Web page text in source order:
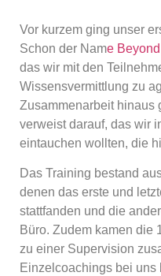
Vor kurzem ging unser
Schon der Name
das wir mit den
Wissensvermittlung zu
Zusammenarbeit hinaus
verweist darauf, das wir
eintauchen wollten, die
Das Training bestand
denen das erste und
stattfanden und die
Büro. Zudem kamen die
zu einer Supervision
Einzelcoachings bei uns